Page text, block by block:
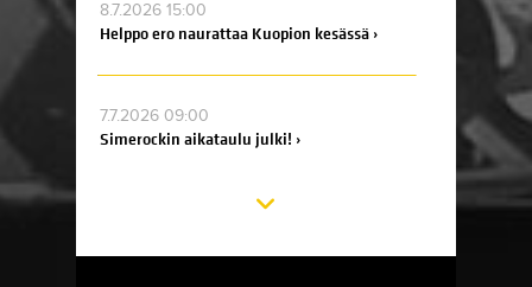
8.7.2026 15:00
Helppo ero naurattaa Kuopion kesässä ›
7.7.2026 09:00
Simerockin aikataulu julki! ›